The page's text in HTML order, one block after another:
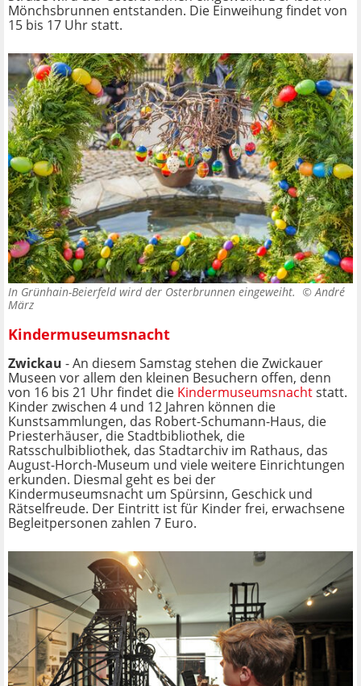
Mönchsbrunnen entstanden. Die Einweihung findet von
15 bis 17 Uhr statt.
In Grünhain-Beierfeld wird der Osterbrunnen eingeweiht. ©André
März
Kindermuseumsnacht
Zwickau - An diesem Samstag stehen die Zwickauer
Museen vor allem den kleinen Besuchern offen, denn
von 16 bis 21 Uhr findet die Kindermuseumsnachtstatt.
Kinder zwischen 4 und 12 Jahren können die
Kunstsammlungen, das Robert-Schumann-Haus, die
Priesterhäuser, die Stadtbibliothek, die
Ratsschulbibliothek, das Stadtarchiv im Rathaus, das
August-Horch-Museum und viele weitere Einrichtungen
erkunden. Diesmal geht es bei der
Kindermuseumsnacht um Spürsinn, Geschick und
Rätselfreude. Der Eintritt ist für Kinder frei, erwachsene
Begleitpersonen zahlen 7 Euro.